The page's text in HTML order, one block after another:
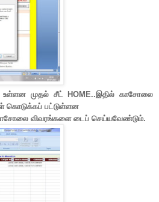
உள்ளன முதல் சீட் HOME..இதில் காசோலை
கொடுக்கப் பட்டுள்ளன
விவரங்களை டைப் செய்யவேண்டும்.